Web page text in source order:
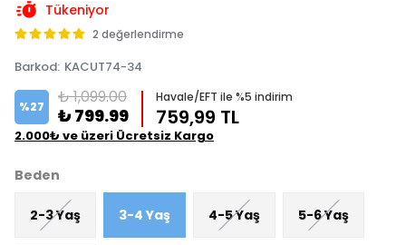
Tükeniyor
2 değerlendirme
Barkod: KACUT74-34
%27 ₺ 1,099.00
₺ 799.99
Havale/EFT ile %5 indirim
759,99 TL
2.000₺ ve üzeri Ücretsiz Kargo
Beden
2-3 Yaş 3-4 Yaş 4-5 Yaş 5-6 Yaş